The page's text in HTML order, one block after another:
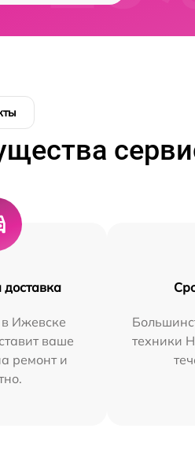
доставка
Ижевске
ваше
ремонт и
техники